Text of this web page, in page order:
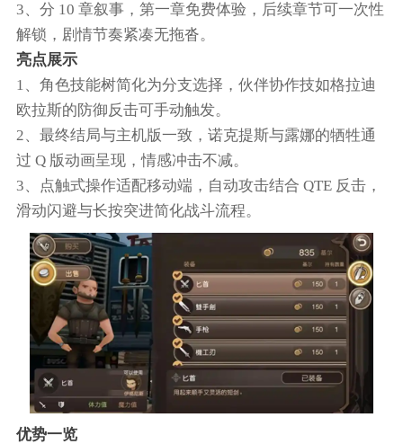
3、分 10 章叙事，第一章免费体验，后续章节可一次性
解锁，剧情节奏紧凑无拖沓。
亮点展示
1、角色技能树简化为分支选择，伙伴协作技如格拉迪
欧拉斯的防御反击可手动触发。
2、最终结局与主机版一致，诺克提斯与露娜的牺牲通
过 Q 版动画呈现，情感冲击不减。
3、点触式操作适配移动端，自动攻击结合 QTE 反击，
滑动闪避与长按突进简化战斗流程。
优势一览